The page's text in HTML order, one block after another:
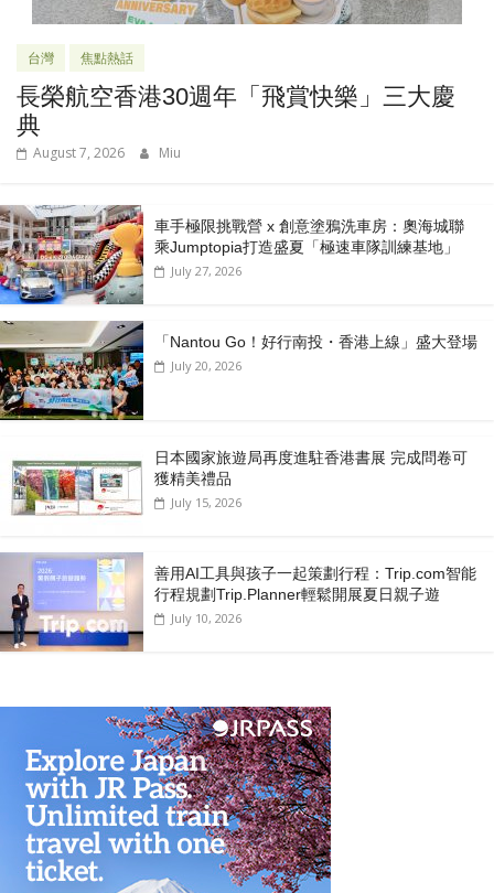
台灣 焦點熱話
長榮航空香港30週年「飛賞快樂」三大慶
典
August 7, 2026 Miu
車手極限挑戰營 x 創意塗鴉洗車房：奧海城聯
乘Jumptopia打造盛夏「極速車隊訓練基地」
July 27, 2026
「Nantou Go！好行南投・香港上線」盛大登場
July 20, 2026
日本國家旅遊局再度進駐香港書展 完成問卷可
獲精美禮品
July 15, 2026
善用AI工具與孩子一起策劃行程：Trip.com智能
行程規劃Trip.Planner輕鬆開展夏日親子遊
July 10, 2026